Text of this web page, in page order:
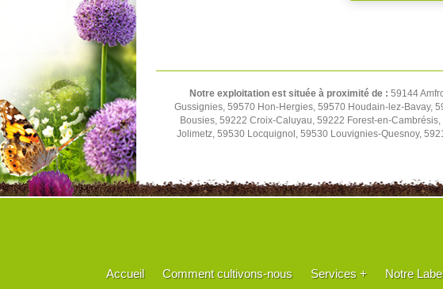
Notre exploitation est située à proximité de : 59144
Gussignies, 59570 Hon-Hergies, 59570 Houdain-lez-Bavay,
Bousies, 59222 Croix-Caluyau, 59222 Forest-en-
Jolimetz, 59530 Locquignol, 59530 Louvignies-Quesnoy,
Accueil Comment cultivons-nous Services + Notre